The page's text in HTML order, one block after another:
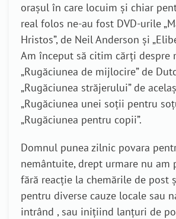
orașul în care locuim și chiar
real folos ne-au fost DVD-urile
Hristos”, de Neil Anderson și
Am început să citim cărți despre
„Rugăciunea de mijlocire” de
„Rugăciunea străjerului” de
„Rugăciunea unei soții pentru
„Rugăciunea pentru copii”.
Domnul punea zilnic povara
nemântuite, drept urmare nu am
fără reacție la chemările de post
pentru diverse cauze locale sau
intrând , sau inițiind lanțuri de